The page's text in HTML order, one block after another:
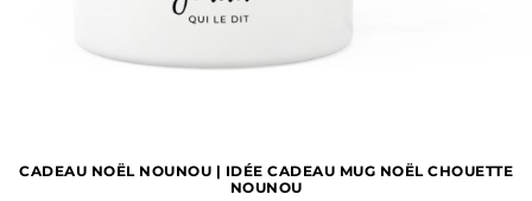
CADEAU NOËL NOUNOU | IDÉE CADEAU MUG NOËL CHOUETTE
NOUNOU